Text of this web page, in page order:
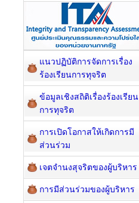
แนวปฏิบัติการจัดการเรื่อง
ร้องเรียนการทุจริต
ข้อมูลเชิงสถิติเรื่องร้องเรียน
การทุจริต
การเปิดโอกาสให้เกิดการมี
ส่วนร่วม
เจตจำนงสุจริตของผู้บริหาร
การมีส่วนร่วมของผู้บริหาร